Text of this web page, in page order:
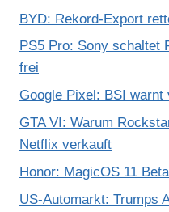
BYD: Rekord-Export
PS5 Pro: Sony schaltet
frei
Google Pixel: BSI
GTA VI: Warum
Netflix verkauft
Honor: MagicOS 11
US-Automarkt: Trumps